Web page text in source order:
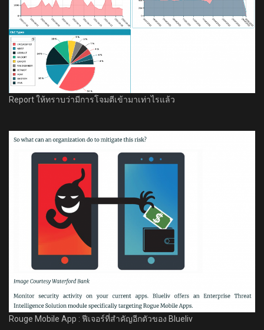
Report ให้ทราบว่ามีการโจมตีเข้ามาเท่าไรแล้ว
Rouge Mobile App : ฟีเจอร์ที่สำคัญอีกตัวของ Blueliv